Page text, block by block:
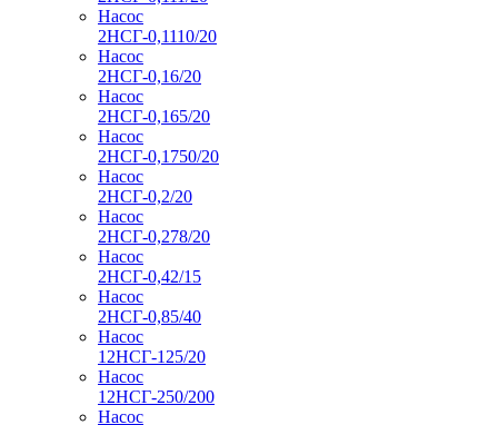
Насос
2НСГ-0,1110/20
Насос
2НСГ-0,16/20
Насос
2НСГ-0,165/20
Насос
2НСГ-0,1750/20
Насос
2НСГ-0,2/20
Насос
2НСГ-0,278/20
Насос
2НСГ-0,42/15
Насос
2НСГ-0,85/40
Насос
12НСГ-125/20
Насос
12НСГ-250/200
Насос